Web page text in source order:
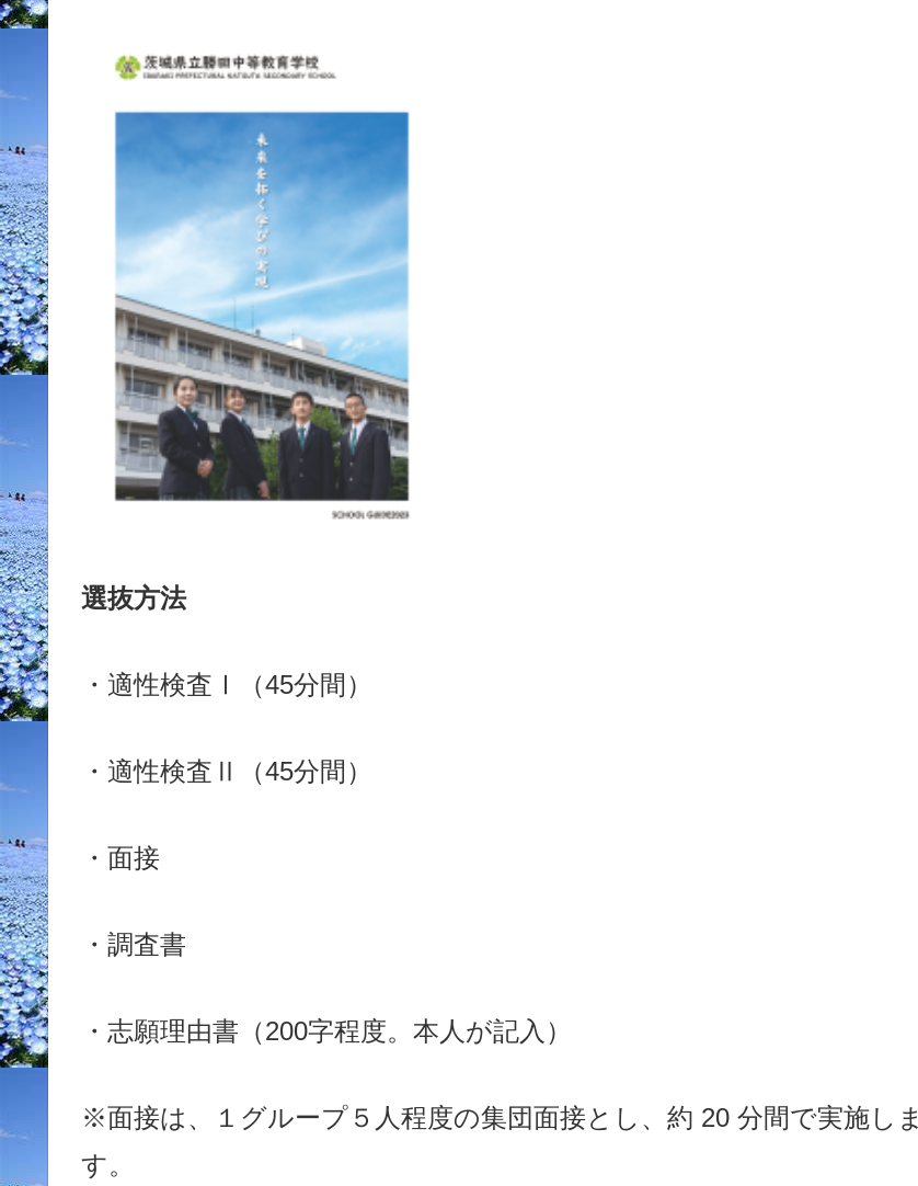
選抜方法
・適性検査Ⅰ（45分間）
・適性検査Ⅱ（45分間）
・面接
・調査書
・志願理由書（200字程度。本人が記入）
※面接は、１グループ５人程度の集団面接とし、約 20 分間で実施しま
す。